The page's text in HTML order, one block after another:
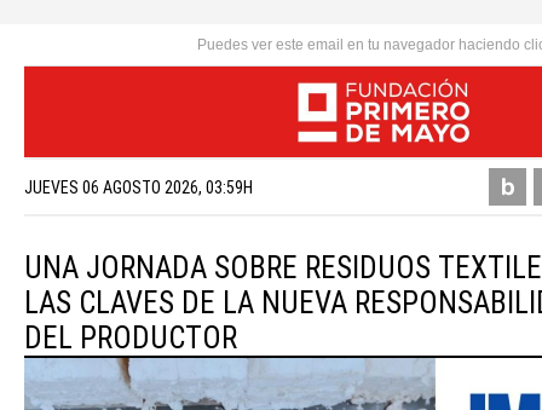
Puedes ver este email en tu navegador haciendo
JUEVES 06 AGOSTO 2026, 03:59H
UNA JORNADA SOBRE RESIDUOS
LAS CLAVES DE LA NUEVA
DEL PRODUCTOR